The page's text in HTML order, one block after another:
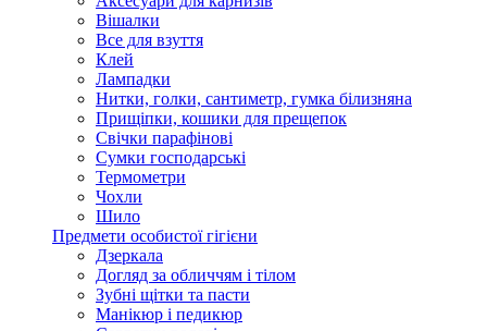
Вішалки
Все для взуття
Клей
Лампадки
Нитки, голки, сантиметр, гумка білизняна
Прищіпки, кошики для прещепок
Свічки парафінові
Сумки господарські
Термометри
Чохли
Шило
Предмети особистої гігієни
Дзеркала
Догляд за обличчям і тілом
Зубні щітки та пасти
Манікюр і педикюр